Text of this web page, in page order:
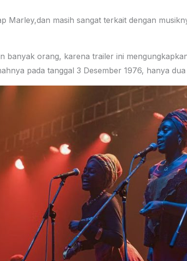
Marley,dan masih sangat terkait dengan
banyak orang, karena trailer ini
pada tanggal 3 Desember 1976, hanya